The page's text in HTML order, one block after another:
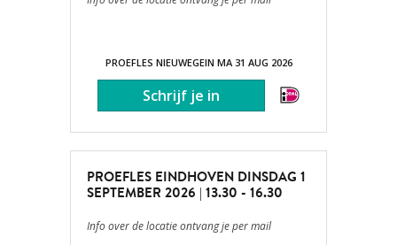
PROEFLES NIEUWEGEIN MA 31 AUG 2026
PROEFLES EINDHOVEN DINSDAG 1
SEPTEMBER 2026 | 13.30 - 16.30
Info over de locatie ontvang je per mail